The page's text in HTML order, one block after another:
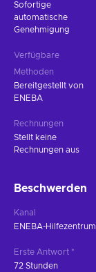
Sofortige
automatische
Genehmigung
Verfügbare
Methoden
Bereitgestellt von
ENEBA
Rechnungen
Stellt keine
Rechnungen aus
Beschwerden
Kanal
ENEBA-Hilfezentrum
Erste Antwort *
72 Stunden